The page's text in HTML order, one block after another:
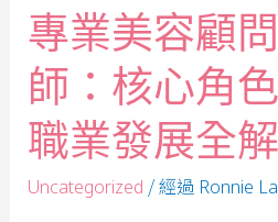
專業美容顧
師：核心角
職業發展全
Uncategorized / 經過 Ronnie